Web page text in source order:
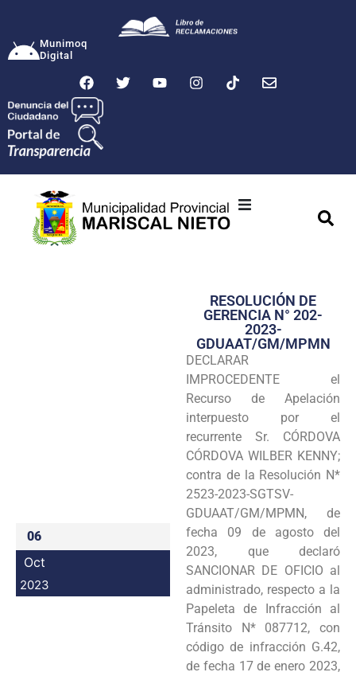
Munimoq
Digital
Transparencia
Seguridad
Programas
Intranet
06
Oct
2023
RESOLUCIÓN DE
GERENCIA N° 202-
2023-
GDUAAT/GM/MPMN
DECLARAR
IMPROCEDENTE el
Recurso de Apelación
interpuesto por el
recurrente Sr. CÓRDOVA
CÓRDOVA WILBER KENNY;
contra de la Resolución N*
2523-2023-SGTSV-
GDUAAT/GM/MPMN, de
fecha 09 de agosto del
2023, que declaró
SANCIONAR DE OFICIO al
administrado, respecto a la
Papeleta de Infracción al
Tránsito N* 087712, con
código de infracción G.42,
de fecha 17 de enero 2023,